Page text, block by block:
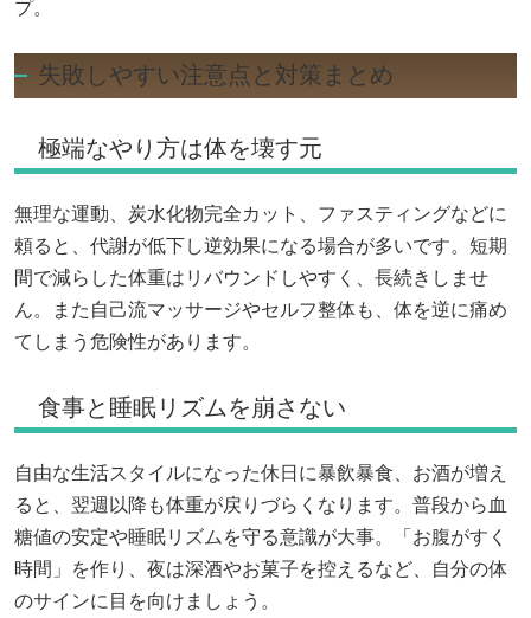
プ。
失敗しやすい注意点と対策まとめ
極端なやり方は体を壊す元
無理な運動、炭水化物完全カット、ファスティングなどに
頼ると、代謝が低下し逆効果になる場合が多いです。短期
間で減らした体重はリバウンドしやすく、長続きしませ
ん。また自己流マッサージやセルフ整体も、体を逆に痛め
てしまう危険性があります。
食事と睡眠リズムを崩さない
自由な生活スタイルになった休日に暴飲暴食、お酒が増え
ると、翌週以降も体重が戻りづらくなります。普段から血
糖値の安定や睡眠リズムを守る意識が大事。「お腹がすく
時間」を作り、夜は深酒やお菓子を控えるなど、自分の体
のサインに目を向けましょう。